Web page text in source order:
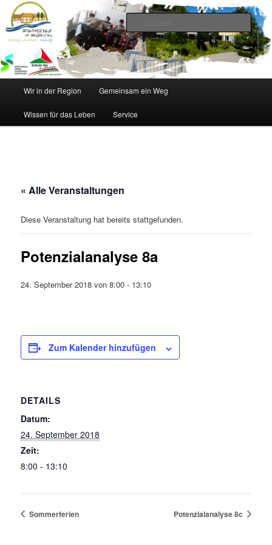
Zum
Inhalt
wechseln
Sekundarschule im Walbachtal
Wir in der Region Gemeinsam ein Weg
Wissen für das Leben Service
« Alle Veranstaltungen
Diese Veranstaltung hat bereits stattgefunden.
Potenzialanalyse 8a
24. September 2018 von 8:00 - 13:10
Zum Kalender hinzufügen
DETAILS
Datum:
24. September 2018
Zeit:
8:00 - 13:10
Sommerferien Potenzialanalyse 8c